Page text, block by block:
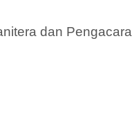
dan Pengacara